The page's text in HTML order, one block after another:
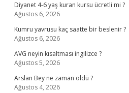
Diyanet 4-6 yaş kuran kursu ücretli mi ?
Ağustos 6, 2026
Kumru yavrusu kaç saatte bir beslenir ?
Ağustos 6, 2026
AVG neyin kısaltması ingilizce ?
Ağustos 5, 2026
Arslan Bey ne zaman öldü ?
Ağustos 4, 2026